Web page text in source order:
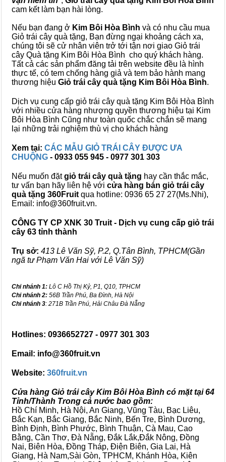
cam kết làm bạn hài lòng.
Nếu bạn đang ở Kim Bôi Hòa Bình và có nhu cầu mua
Giỏ trái cây quà tặng, Bạn đừng ngại khoảng cách xa,
chúng tôi sẽ cử nhân viên trở tới tận nơi giao Giỏ trái
cây Quà tặng Kim Bôi Hòa Bình cho quý khách hàng.
Tất cả các sản phẩm đăng tải trên website đều là hình
thực tế, có tem chống hàng giả và tem bảo hành mang
thương hiệu Giỏ trái cây quà tặng Kim Bôi Hòa Bình.
Dịch vụ cung cấp giỏ trái cây quà tặng Kim Bôi Hòa Bình
với nhiều cửa hàng nhượng quyền thương hiệu tại Kim
Bôi Hòa Bình Cũng như toàn quốc chắc chắn sẽ mang
lại những trải nghiệm thù vị cho khách hàng
Xem tại: CÁC MẪU GIỎ TRÁI CÂY ĐƯỢC ƯA
CHUỘNG - 0933 055 945 - 0977 301 303
Nếu muốn đặtgiỏ trái cây quà tặng hay cần thắc mắc,
tư vấn bạn hãy liên hệ với cửa hàng bán giỏ trái cây
quà tặng 360Fruit qua hotline: 0936 65 27 27(Ms.Nhi),
Email: info@360fruit.vn.
CÔNG TY CP XNK 30 Truit - Dịch vụ cung cấp giỏ trái
cây 63 tỉnh thành
Trụ sở: 413 Lê Văn Sỹ, P.2, Q.Tân Bình, TPHCM(Gần
ngã tư Phạm Văn Hai với Lê Văn Sỹ)
Chi nhánh 1: Lô C Hồ Thị Kỷ, P1, Q10, TPHCM
Chi nhánh 2: 56B Trần Phú, Ba Đình, Hà Nội
Chi nhánh 3: 271B Trần Phú, Hải Châu Đà Nẵng
Hotlines: 0936652727 - 0977 301 303
Email: info@360fruit.vn
Website: 360fruit.vn
Cửa hàng Giỏ trái cây Kim Bôi Hòa Bình có mặt tại 64
Tỉnh/Thành Trong cả nước bao gồm:
Hồ Chí Minh, Hà Nội, An Giang, Vũng Tàu, Bạc Liêu,
Bắc Kạn, Bắc Giang, Bắc Ninh, Bến Tre, Bình Dương,
Bình Định, Bình Phước, Bình Thuận, Cà Mau, Cao
Bằng, Cần Thơ, Đà Nẵng, Đắk Lắk,Đắk Nông, Đồng
Nai, Biên Hòa, Đồng Tháp, Điện Biên, Gia Lai, Hà
Giang, Hà Nam,Sài Gòn, TPHCM, Khánh Hòa, Kiên